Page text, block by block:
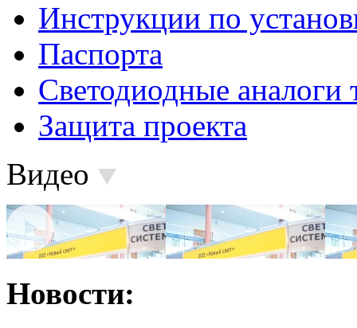
Инструкции по
Паспорта
Светодиодные аналоги
Защита проекта
Видео
Новости: